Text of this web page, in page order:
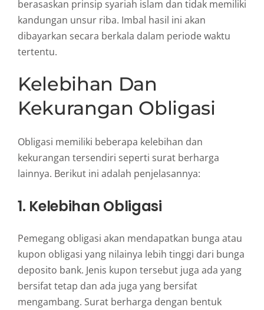
berasaskan prinsip syariah islam dan tidak memiliki
kandungan unsur riba. Imbal hasil ini akan
dibayarkan secara berkala dalam periode waktu
tertentu.
Kelebihan Dan
Kekurangan Obligasi
Obligasi memiliki beberapa kelebihan dan
kekurangan tersendiri seperti surat berharga
lainnya. Berikut ini adalah penjelasannya:
1. Kelebihan Obligasi
Pemegang obligasi akan mendapatkan bunga atau
kupon obligasi yang nilainya lebih tinggi dari bunga
deposito bank. Jenis kupon tersebut juga ada yang
bersifat tetap dan ada juga yang bersifat
mengambang. Surat berharga dengan bentuk